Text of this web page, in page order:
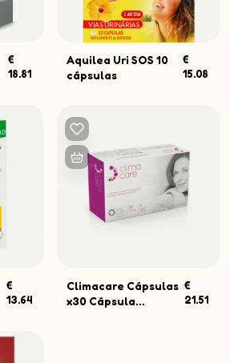
€
18.81
Aquilea Uri SOS 10
cápsulas
€
15.08
€
13.64
Climacare Cápsulas
x30 Cápsula...
€
21.51